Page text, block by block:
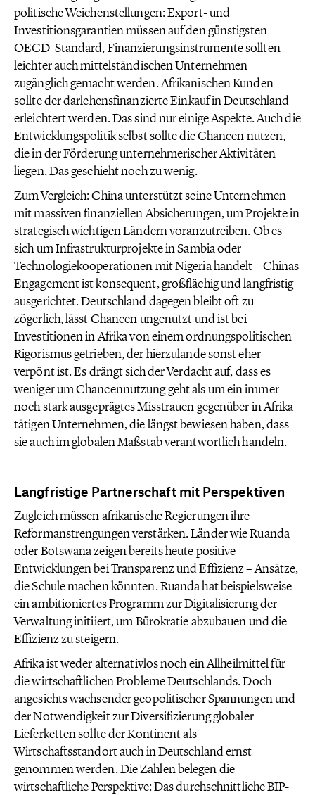
politische Weichenstellungen: Export- und
Investitionsgarantien müssen auf den günstigsten
OECD-Standard, Finanzierungsinstrumente sollten
leichter auch mittelständischen Unternehmen
zugänglich gemacht werden. Afrikanischen Kunden
sollte der darlehensfinanzierte Einkauf in Deutschland
erleichtert werden. Das sind nur einige Aspekte. Auch die
Entwicklungspolitik selbst sollte die Chancen nutzen,
die in der Förderung unternehmerischer Aktivitäten
liegen. Das geschieht noch zu wenig.
Zum Vergleich: China unterstützt seine Unternehmen
mit massiven finanziellen Absicherungen, um Projekte in
strategisch wichtigen Ländern voranzutreiben. Ob es
sich um Infrastrukturprojekte in Sambia oder
Technologiekooperationen mit Nigeria handelt – Chinas
Engagement ist konsequent, großflächig und langfristig
ausgerichtet. Deutschland dagegen bleibt oft zu
zögerlich, lässt Chancen ungenutzt und ist bei
Investitionen in Afrika von einem ordnungspolitischen
Rigorismus getrieben, der hierzulande sonst eher
verpönt ist. Es drängt sich der Verdacht auf, dass es
weniger um Chancennutzung geht als um ein immer
noch stark ausgeprägtes Misstrauen gegenüber in Afrika
tätigen Unternehmen, die längst bewiesen haben, dass
sie auch im globalen Maßstab verantwortlich handeln.
Langfristige Partnerschaft mit Perspektiven
Zugleich müssen afrikanische Regierungen ihre
Reformanstrengungen verstärken. Länder wie Ruanda
oder Botswana zeigen bereits heute positive
Entwicklungen bei Transparenz und Effizienz – Ansätze,
die Schule machen könnten. Ruanda hat beispielsweise
ein ambitioniertes Programm zur Digitalisierung der
Verwaltung initiiert, um Bürokratie abzubauen und die
Effizienz zu steigern.
Afrika ist weder alternativlos noch ein Allheilmittel für
die wirtschaftlichen Probleme Deutschlands. Doch
angesichts wachsender geopolitischer Spannungen und
der Notwendigkeit zur Diversifizierung globaler
Lieferketten sollte der Kontinent als
Wirtschaftsstandort auch in Deutschland ernst
genommen werden. Die Zahlen belegen die
wirtschaftliche Perspektive: Das durchschnittliche BIP-